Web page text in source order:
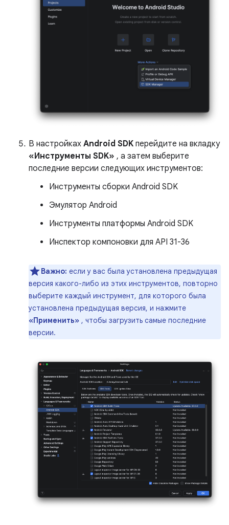
В настройках Android SDK перейдите на вкладку
«Инструменты SDK» , а затем выберите
последние версии следующих инструментов:
Инструменты сборки Android SDK
Эмулятор Android
Инструменты платформы Android SDK
Инспектор компоновки для API 31-36
Важно: если у вас была установлена ​​предыдущая
версия какого-либо из этих инструментов, повторно
выберите каждый инструмент, для которого была
установлена ​​предыдущая версия, и нажмите
«Применить» , чтобы загрузить самые последние
версии.